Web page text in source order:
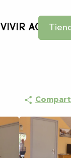
VIVIR AQUÍ